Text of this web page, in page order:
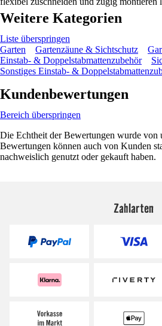
Weitere Kategorien
Liste überspringen
Garten
Gartenzäune & Sichtschutz
Einstab- & Doppelstabmattenzubehör
Sonstiges Einstab- &
Kundenbewertungen
Bereich überspringen
Die Echtheit der Bewertungen wurde von
Bewertungen können auch von Kunden
nachweislich genutzt oder gekauft haben.
Zahlarten